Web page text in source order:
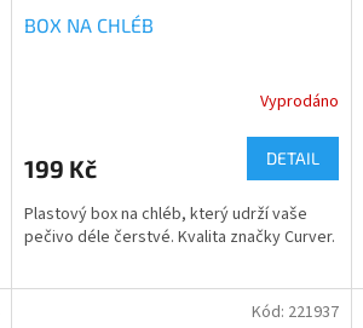
BOX NA CHLÉB
Vyprodáno
199 Kč DETAIL
Plastový box na chléb, který udrží vaše
pečivo déle čerstvé. Kvalita značky Curver.
Kód: 221937